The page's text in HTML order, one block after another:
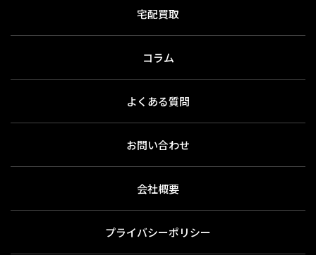
宅配買取
コラム
よくある質問
お問い合わせ
会社概要
プライバシーポリシー